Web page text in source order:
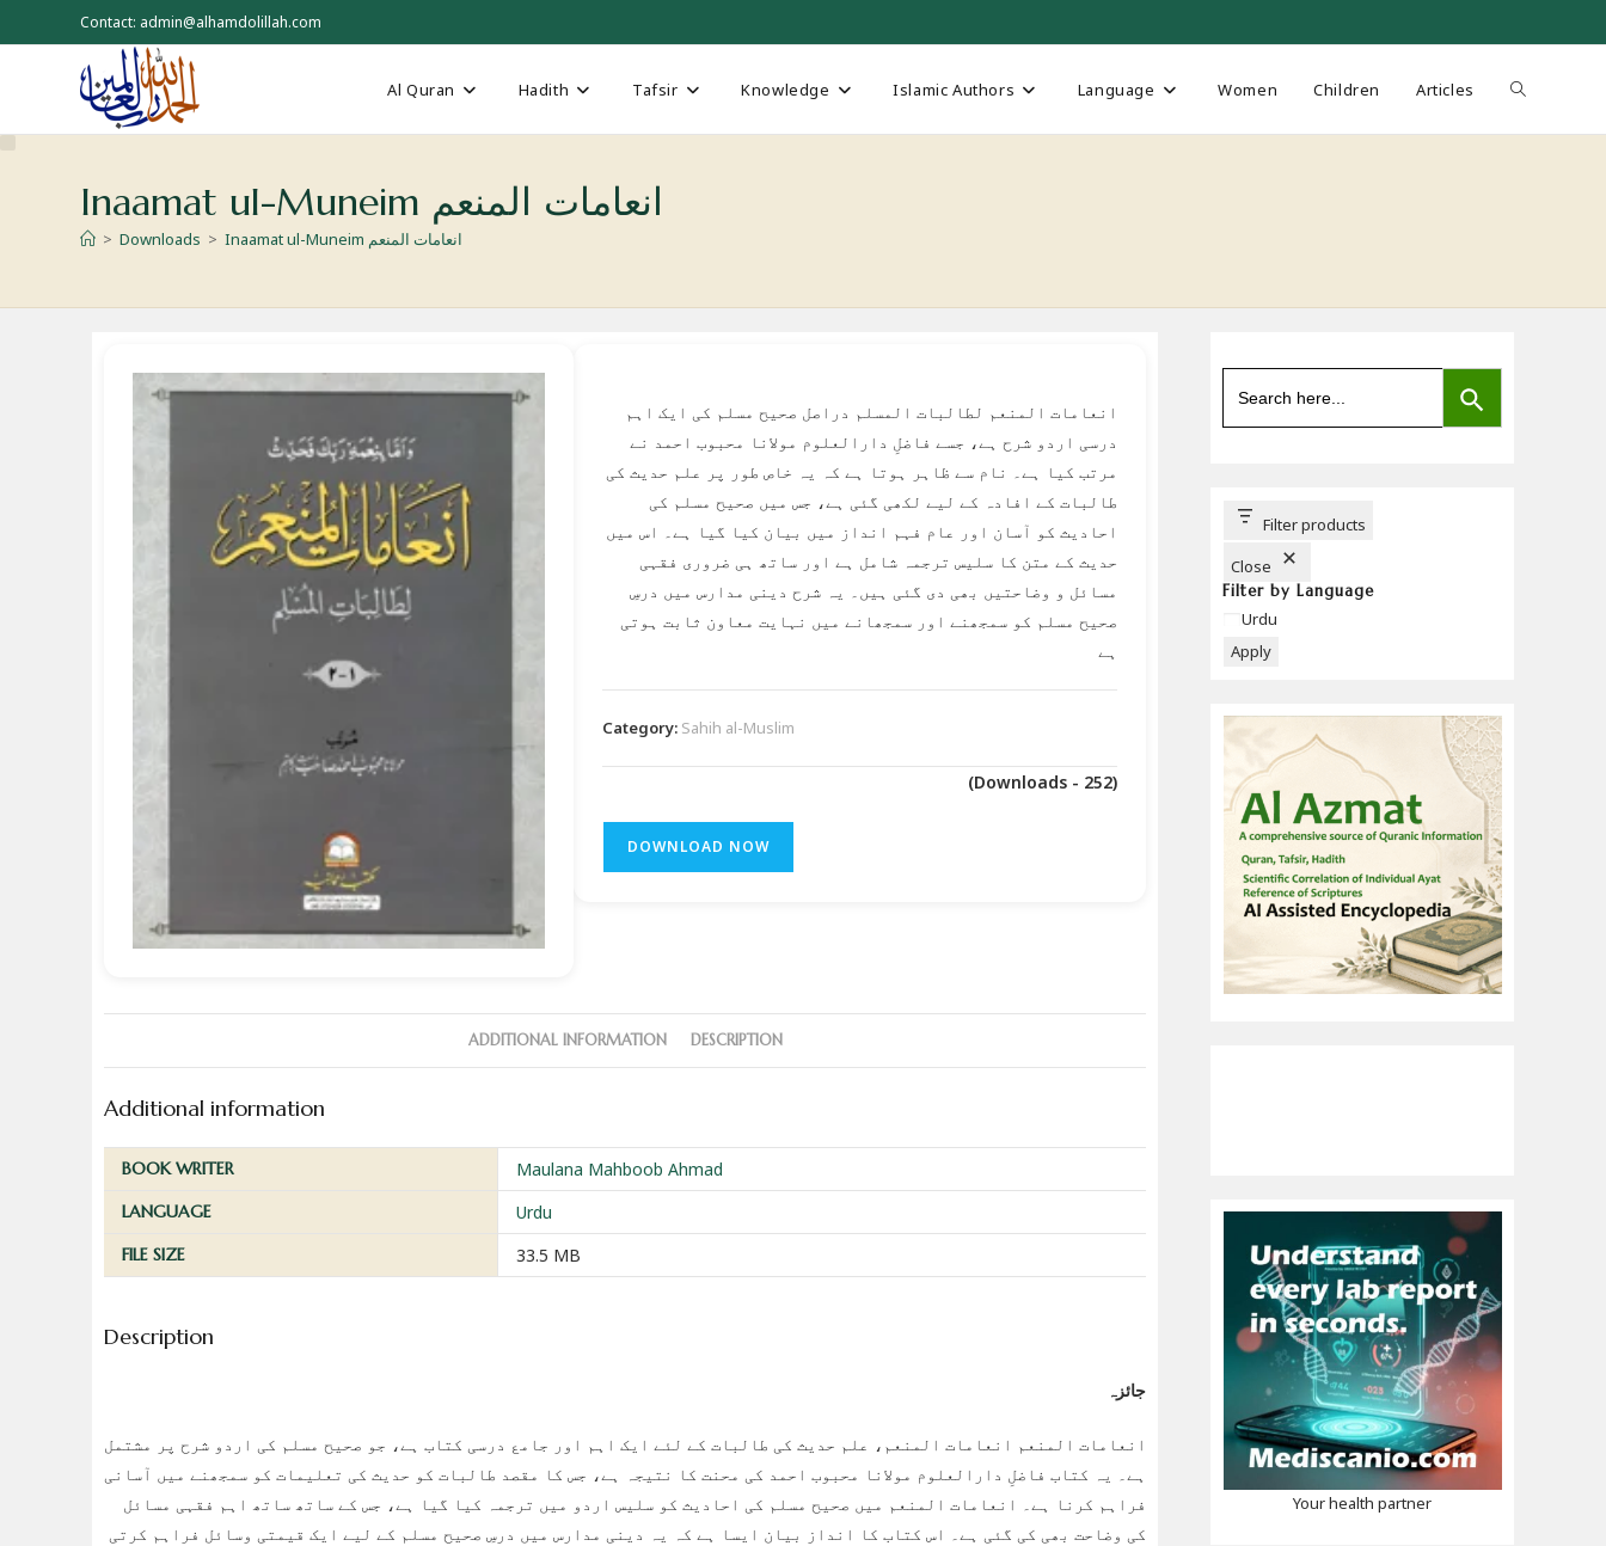
to
Contact: admin@alhamdolillah.com
Al Quran Hadith Tafsir Knowledge Islamic Authors Language Women Children Articles Toggle
Inaamat ul-Muneim انعامات المنعم
> Downloads > Inaamat ul-Muneim انعامات المنعم
انعامات المنعم لطالبات المسلم دراصل صحیح مسلم کی ایک اہم
درسی اردو شرح ہے، جسے فاضلِ دارالعلوم مولانا محبوب احمد نے
مرتب کیا ہے۔ نام سے ظاہر ہوتا ہے کہ یہ خاص طور پر علم حدیث کی
طالبات کے افادہ کے لیے لکھی گئی ہے، جس میں صحیح مسلم کی
احادیث کو آسان اور عام فہم انداز میں بیان کیا گیا ہے۔ اس میں
حدیث کے متن کا سلیس ترجمہ شامل ہے اور ساتھ ہی ضروری فقہی
مسائل و وضاحتیں بھی دی گئی ہیں۔ یہ شرح دینی مدارس میں درسِ
صحیح مسلم کو سمجھنے اور سمجھانے میں نہایت معاون ثابت ہوتی
ہے
Category: Sahih al-Muslim
(Downloads - 252)
DOWNLOAD NOW
ADDITIONAL INFORMATION DESCRIPTION
Additional information
BOOK WRITER Maulana Mahboob Ahmad
LANGUAGE Urdu
FILE SIZE 33.5 MB
Description
جائزہ
انعامات المنعم انعامات المنعم، علم حدیث کی طالبات کے لئے ایک اہم اور جامع درسی کتاب ہے، جو صحیح مسلم کی اردو شرح پر مشتمل
ہے۔ یہ کتاب فاضلِ دارالعلوم مولانا محبوب احمد کی محنت کا نتیجہ ہے، جس کا مقصد طالبات کو حدیث کی تعلیمات کو سمجھنے میں آسانی
فراہم کرنا ہے۔ انعامات المنعم میں صحیح مسلم کی احادیث کو سلیس اردو میں ترجمہ کیا گیا ہے، جس کے ساتھ ساتھ اہم فقہی مسائل
کی وضاحت بھی کی گئی ہے۔ اس کتاب کا انداز بیان ایسا ہے کہ یہ دینی مدارس میں درسِ صحیح مسلم کے لیے ایک قیمتی وسائل فراہم کرتی
Search
for:
SEARCH BUTTON
Filter products
Close
Filter by Language
Language
Urdu
Apply
Your health partner